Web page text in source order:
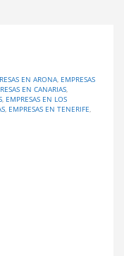
EN ARONA, EMPRESAS
EN CANARIAS,
, EMPRESAS EN LOS
, EMPRESAS EN TENERIFE,